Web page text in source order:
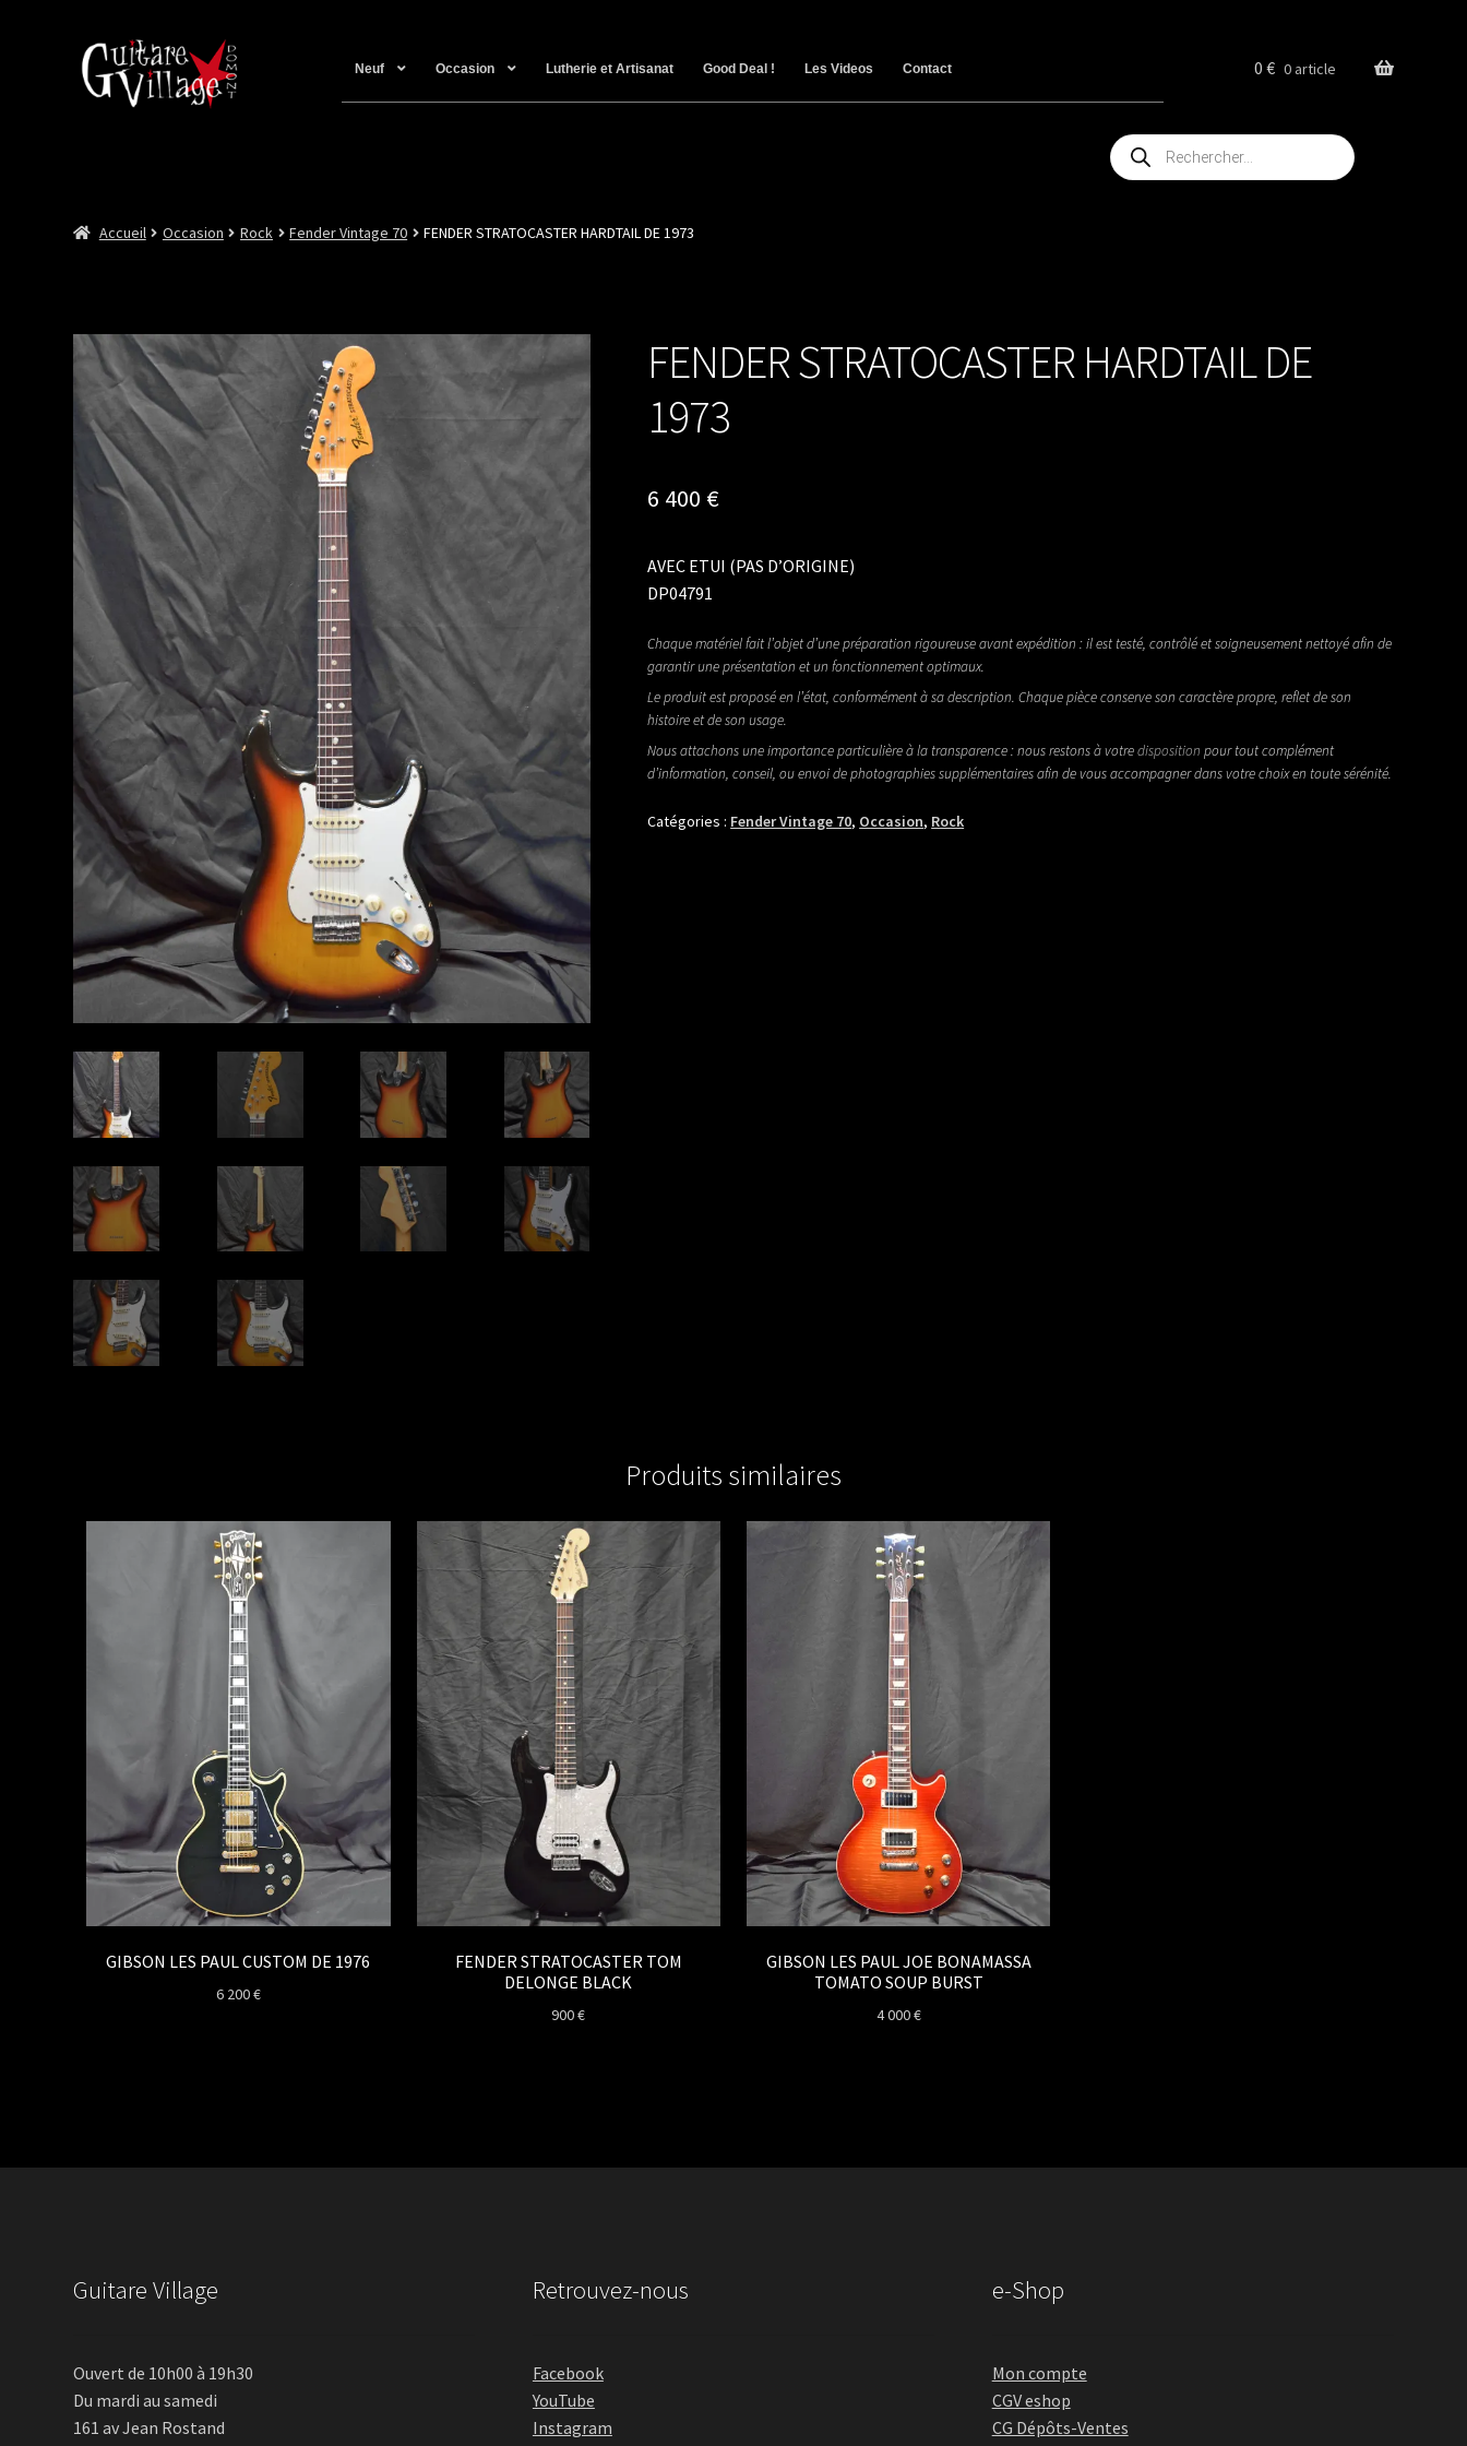
Neuf Occasion Lutherie et Artisanat Good Deal ! Les Videos Contact 0€ 0 article
Recherche
de
produits
Accueil Occasion Rock Fender Vintage 70 FENDER STRATOCASTER HARDTAIL DE 1973
FENDER STRATOCASTER HARDTAIL DE
1973
6 400 €
AVEC ETUI (PAS D’ORIGINE)
DP04791
Chaque matériel fait l’objet d’une préparation rigoureuse avant expédition : il est testé, contrôlé et soigneusement nettoyé afin de
garantir une présentation et un fonctionnement optimaux.
Le produit est proposé en l’état, conformément à sa description. Chaque pièce conserve son caractère propre, reflet de son
histoire et de son usage.
Nous attachons une importance particulière à la transparence : nous restons à votredisposition pour tout complément
d’information, conseil, ou envoi de photographies supplémentaires afin de vous accompagner dans votre choix en toute sérénité.
Catégories : Fender Vintage 70, Occasion, Rock
Produits similaires
GIBSON LES PAUL CUSTOM DE 1976
6 200€
FENDER STRATOCASTER TOM
DELONGE BLACK
900€
GIBSON LES PAUL JOE BONAMASSA
TOMATO SOUP BURST
4 000€
Guitare Village
Ouvert de 10h00 à 19h30
Du mardi au samedi
161 av Jean Rostand
Retrouvez-nous
Facebook
YouTube
Instagram
e-Shop
Mon compte
CGV eshop
CG Dépôts-Ventes